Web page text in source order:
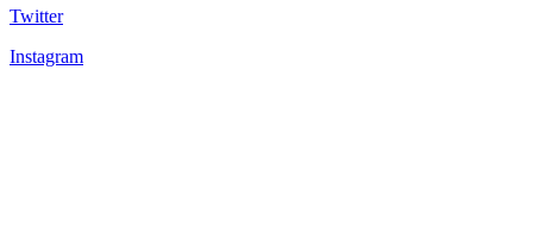
Twitter
Instagram